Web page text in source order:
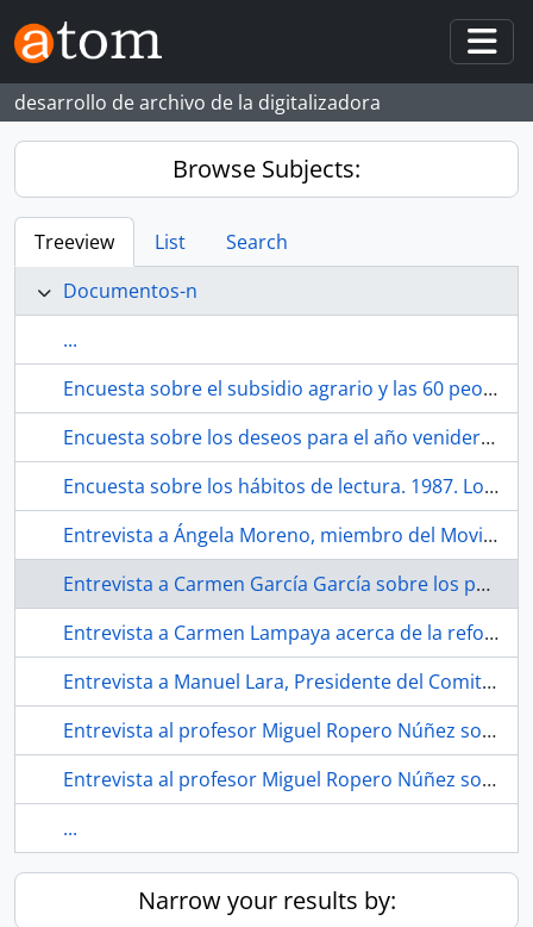
Skip to main content
desarrollo de archivo de la digitalizadora
Browse Subjects:
Treeview List
Search
Documentos-n
...
Encuesta sobre el subsidio agrario y las 60 peonadas. 1987. Los Corrales (Sevilla, España)
Encuesta sobre los deseos para el año venidero. 1987. Los Corrales (Sevilla, España)
Encuesta sobre los hábitos de lectura. 1987. Los Corrales (Sevilla, España)
Entrevista a Ángela Moreno, miembro del Movimiento de Objeción de Conciencia de Sevilla. 1993. Sevilla (España).
Entrevista a Carmen García García sobre los postes de alta tensión junto a su vivienda. 2001. La Bachillera (barrio, Sevilla, España, ca.1948-)
Entrevista a Carmen Lampaya acerca de la reforma educativa de la SAFA de Riotinto. 1998. Sevilla (España)
Entrevista a Manuel Lara, Presidente del Comité Pro Parque Educativo Miraflores. 1983. Sevilla (España).
Entrevista al profesor Miguel Ropero Núñez sobre el habla andaluza. 1985. Sevilla (España) - Parte 3
Entrevista al profesor Miguel Ropero Núñez sobre el habla andaluza. Hacia 1985. Sevilla (España)
...
Narrow your results by: